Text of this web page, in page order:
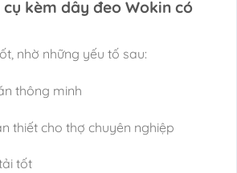
cụ kèm dây đeo Wokin có
nhờ những yếu tố sau:
thông minh
thiết cho thợ chuyên nghiệp
tốt